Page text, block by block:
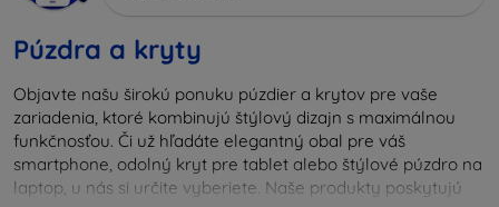
Púzdra a kryty
Objavte našu širokú ponuku púzdier a krytov pre vaše
zariadenia, ktoré kombinujú štýlový dizajn s maximálnou
funkčnosťou. Či už hľadáte elegantný obal pre váš
smartphone, odolný kryt pre tablet alebo štýlové púzdro na
laptop, u nás si určite vyberiete. Naše produkty poskytujú